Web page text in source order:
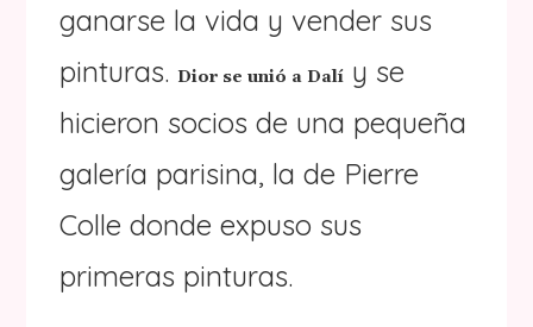
ganarse la vida y vender sus
pinturas.Dior se unió a Dalí y se
hicieron socios de una pequeña
galería parisina, la de Pierre
Colle donde expuso sus
primeras pinturas.